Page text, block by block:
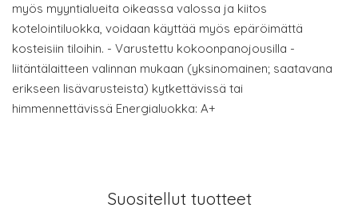
myös myyntialueita oikeassa valossa ja kiitos
kotelointiluokka, voidaan käyttää myös epäröimättä
kosteisiin tiloihin. - Varustettu kokoonpanojousilla -
liitäntälaitteen valinnan mukaan (yksinomainen; saatavana
erikseen lisävarusteista) kytkettävissä tai
himmennettävissä Energialuokka: A+
Suositellut tuotteet